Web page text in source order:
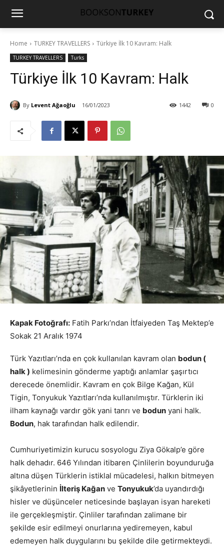
Home TURKEY TRAVELLERS Türkiye İlk 10 Kavram: Halk
TURKEY TRAVELLERS Turks
Türkiye İlk 10 Kavram: Halk
By Levent Ağaoğlu 16/01/2023 0
1442
Kapak Fotoğrafı: Fatih Parkı’ndan İtfaiyeden Taş Mektep’e
Sokak 21 Aralık 1974
Türk Yazıtları’nda en çok kullanılan kavram olan bodun (
halk ) kelimesinin gönderme yaptığı anlamlar şaşırtıcı
derecede önemlidir. Kavram en çok Bilge Kağan, Kül
Tigin, Tonyukuk Yazıtları’nda kullanılmıştır. Türklerin iki
ilham kaynağı vardır gök yani tanrı ve bodun yani halk.
Bodun, hak tarafından halk edilendir.
Cumhuriyetimizin kurucu sosyologu Ziya Gökalp’e göre
halk dehadır. 646 Yılından itibaren Çinlilerin boyunduruğa
altına düşen Türklerin istiklal mücadelesi, halkın bitmeyen
şikâyetlerinin İlteriş Kağan ve Tonyukuk’da uyandırdığı
hisler ve düşünceler neticesinde başlayan isyan hareketi
ile gerçekleşmiştir. Çinliler tarafından zalimane bir
şekilde esir edilmeyi onurlarına yediremeyen, kabul
edemeyen halk duygularını bu şekilde dile getirmekteydi.